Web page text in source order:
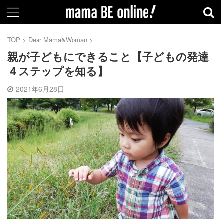
TOP > Dear Mama&Woman >
親が子どもにできること【子どもの発達
４ステップを知る】
2021年6月28日